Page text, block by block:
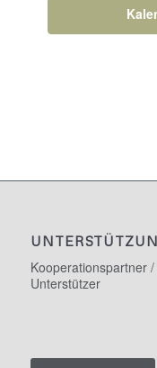
Kooperationspartner
Unterstützer